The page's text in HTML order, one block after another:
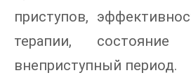
приступов,
терапии,
внеприступный период.